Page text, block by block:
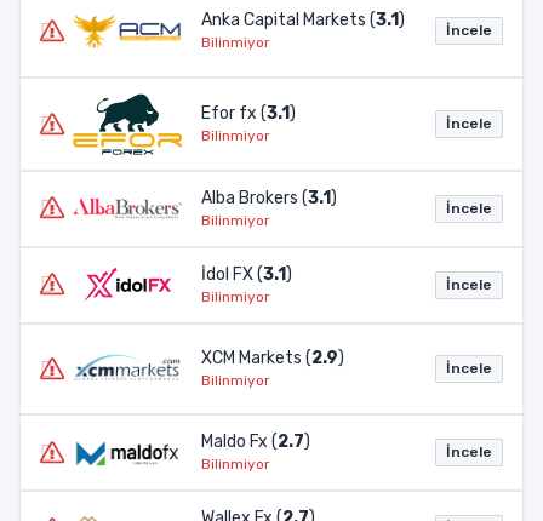
Anka Capital Markets (3.1)
Bilinmiyor
İncele
Efor fx (3.1)
Bilinmiyor
İncele
Alba Brokers (3.1)
Bilinmiyor
İncele
İdol FX (3.1)
Bilinmiyor
İncele
XCM Markets (2.9)
Bilinmiyor
İncele
Maldo Fx (2.7)
Bilinmiyor
İncele